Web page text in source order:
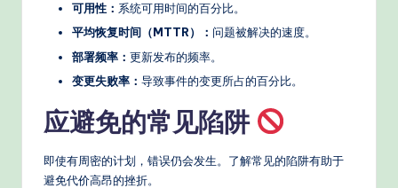
可用性： 系统可用时间的百分比。
平均恢复时间（MTTR）： 问题被解决的速度。
部署频率： 更新发布的频率。
变更失败率： 导致事件的变更所占的百分比。
应避免的常见陷阱
即使有周密的计划，错误仍会发生。了解常见的陷阱有助于
避免代价高昂的挫折。